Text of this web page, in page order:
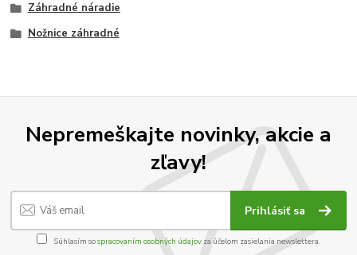
Záhradné náradie
Nožnice záhradné
Nepremeškajte novinky, akcie a
zľavy!
Prihlásiť sa
Súhlasím sospracovaním osobných údajov za účelom zasielania newslettera.